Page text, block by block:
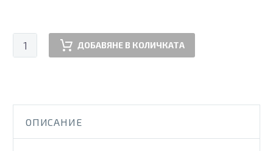
количество
за
BLK
ДОБАВЯНЕ В КОЛИЧКАТА
ОПИСАНИЕ